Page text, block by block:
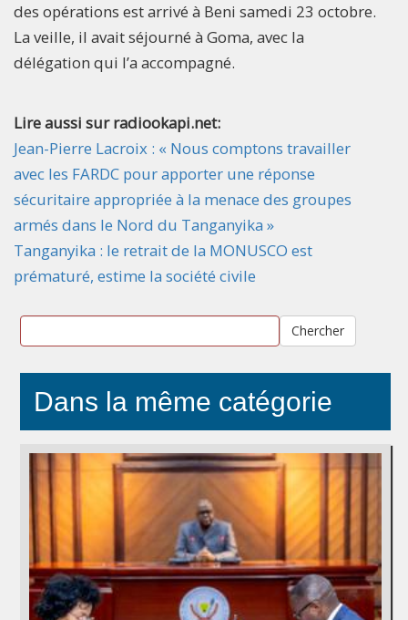
des opérations est arrivé à Beni samedi 23 octobre.
La veille, il avait séjourné à Goma, avec la
délégation qui l’a accompagné.
Lire aussi sur radiookapi.net:
Jean-Pierre Lacroix : « Nous comptons travailler
avec les FARDC pour apporter une réponse
sécuritaire appropriée à la menace des groupes
armés dans le Nord du Tanganyika »
Tanganyika : le retrait de la MONUSCO est
prématuré, estime la société civile
Chercher
Dans la même catégorie